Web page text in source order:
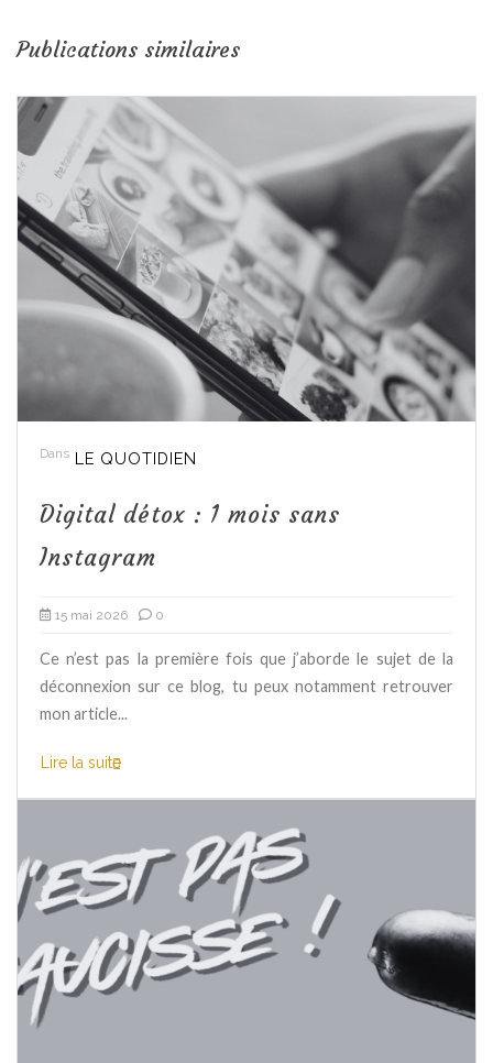
Publications similaires
Dans LE QUOTIDIEN
Digital détox : 1 mois sans
Instagram
15 mai 2026 0
Ce n’est pas la première fois que j’aborde le sujet de la
déconnexion sur ce blog, tu peux notamment retrouver
mon article...
Lire la suite